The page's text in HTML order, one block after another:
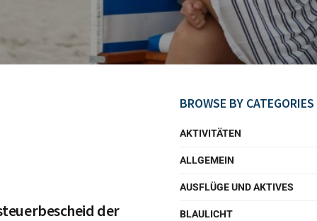
der
BROWSE BY CATEGORIES
AKTIVITÄTEN
ALLGEMEIN
AUSFLÜGE UND AKTIVES
BLAULICHT